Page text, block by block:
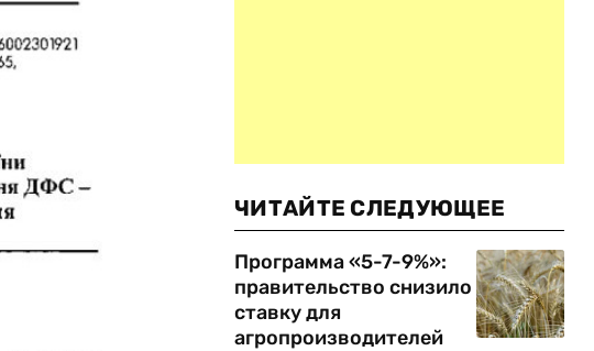
ЧИТАЙТЕ СЛЕДУЮЩЕЕ
Программа «5-7-9%»:
правительство снизило
ставку для
агропроизводителей